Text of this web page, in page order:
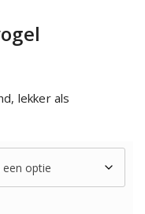
lekker als